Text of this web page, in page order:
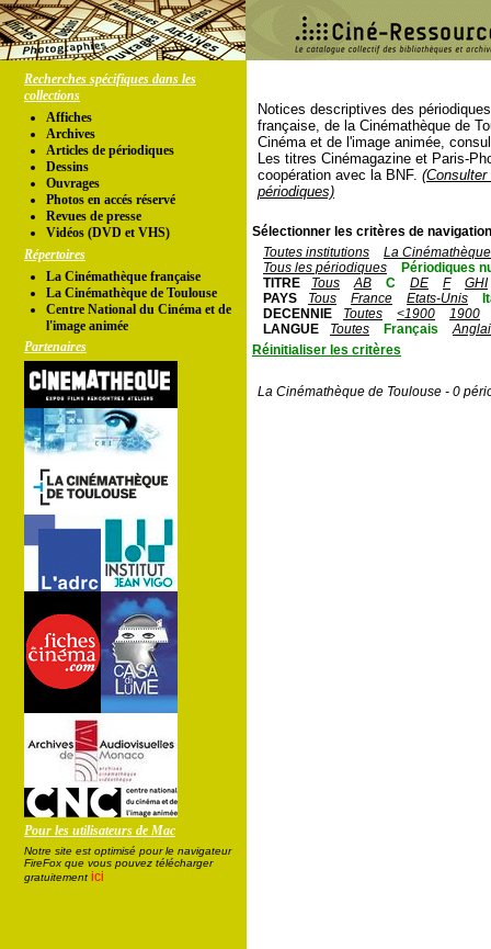
Recherches spécifiques dans les
collections
Affiches
Archives
Articles de périodiques
Dessins
Ouvrages
Photos en accés réservé
Revues de presse
Vidéos (DVD et VHS)
Répertoires
La Cinémathèque française
La Cinémathèque de Toulouse
Centre National du Cinéma et de
l'image animée
Partenaires
Pour les utilisateurs de Mac
Notre site est optimisé pour le navigateur
FireFox que vous pouvez télécharger
gratuitement ici
Notices descriptives des
française, de la Cinémathèque de
Cinéma et de l'image animée,
Les titres Cinémagazine et Paris-
coopération avec la BNF.
périodiques)
Sélectionner les critères de
Toutes institutions
La
Tous les périodiques
Périodiques
TITRE
Tous AB C DE F
GHI
PAYS
Tous France Etats-Unis
DECENNIE
Toutes <1900
1900
LANGUE
Toutes Français
Réinitialiser les critères
La Cinémathèque de Toulouse - 0